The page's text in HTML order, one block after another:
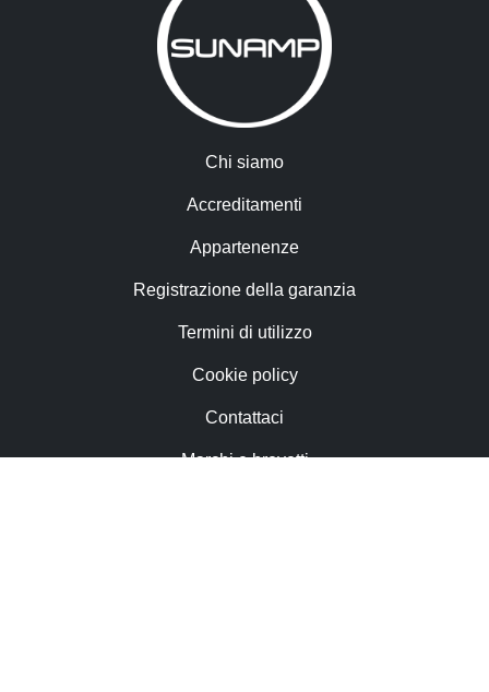
Chi siamo
Accreditamenti
Appartenenze
Registrazione della garanzia
Termini di utilizzo
Cookie policy
Contattaci
Marchi e brevetti